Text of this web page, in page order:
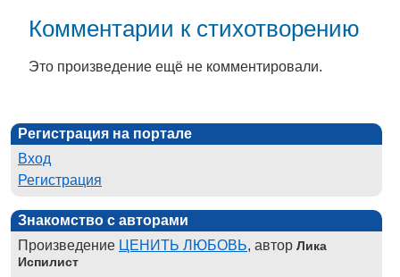
Комментарии к стихотворению
Это произведение ещё не комментировали.
Регистрация на портале
Вход
Регистрация
Знакомство с авторами
Произведение ЦЕНИТЬ ЛЮБОВЬ, автор Лика
Испилист